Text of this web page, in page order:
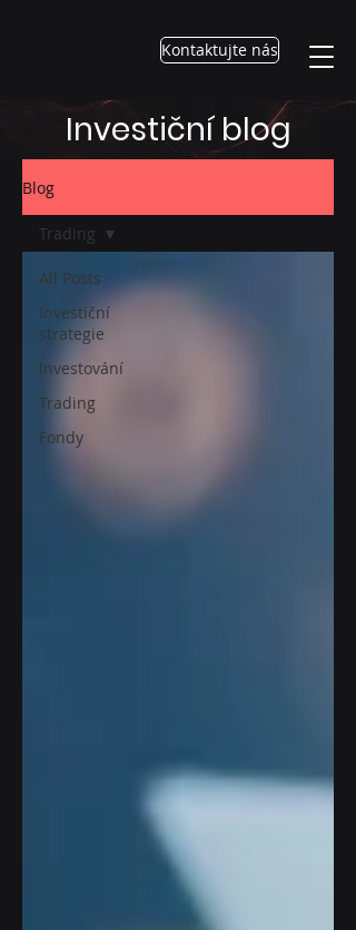
Kontaktujte nás
Investiční blog
Blog
All Posts
Investiční
strategie
Investování
Trading
Fondy
Trading